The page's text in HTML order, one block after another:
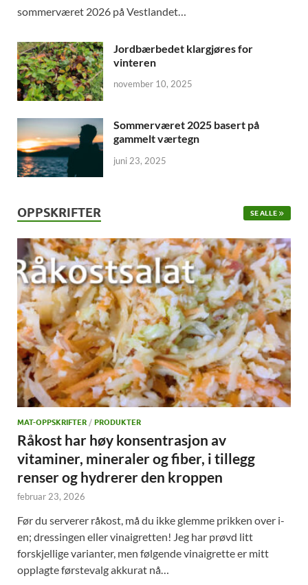
sommerværet 2026 på Vestlandet…
Jordbærbedet klargjøres for
vinteren
november 10, 2025
Sommerværet 2025 basert på
gammelt værtegn
juni 23, 2025
OPPSKRIFTER SE ALLE
MAT-OPPSKRIFTER / PRODUKTER
Råkost har høy konsentrasjon av
vitaminer, mineraler og fiber, i tillegg
renser og hydrerer den kroppen
februar 23, 2026
Før du serverer råkost, må du ikke glemme prikken over i-
en; dressingen eller vinaigretten! Jeg har prøvd litt
forskjellige varianter, men følgende vinaigrette er mitt
opplagte førstevalg akkurat nå…